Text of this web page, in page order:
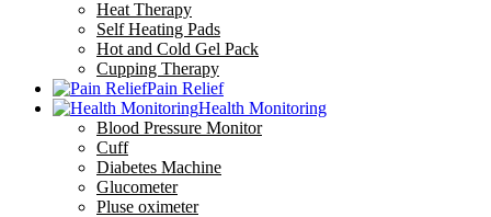
Heat Therapy
Self Heating Pads
Hot and Cold Gel Pack
Cupping Therapy
Pain Relief
Health Monitoring
Blood Pressure Monitor
Cuff
Diabetes Machine
Glucometer
Pluse oximeter